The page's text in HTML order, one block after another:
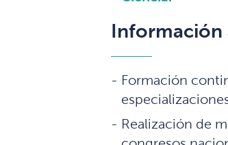
Información
Formación
Realización de